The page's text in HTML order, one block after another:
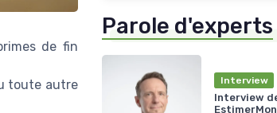
de fin
toute autre
Parole d'experts
Interview
Interview